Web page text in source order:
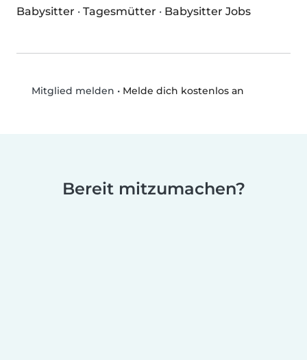
Babysitter · Tagesmütter · Babysitter Jobs
Mitglied melden • Melde dich kostenlos an
Bereit mitzumachen?